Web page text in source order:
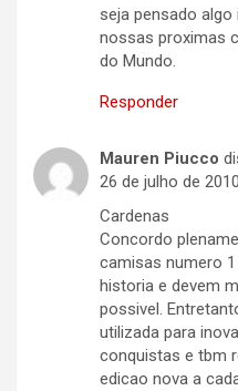
seja pensado
nossas proximas
do Mundo.
Responder
Mauren Piucco
26 de julho de
Cardenas
Concordo
camisas numero
historia e devem
possivel.
utilizada para
conquistas e tbm
edicao nova a